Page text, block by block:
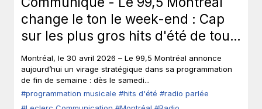
change le ton le week-end : Cap
sur les plus gros hits d'été de tous
les temps, sans toucher à ses voix
fortes en semaine.
Montréal, le 30 avril 2026 – Le 99,5 Montréal annonce
aujourd’hui un virage stratégique dans sa programmation
de fin de semaine : dès le samedi...
#programmation musicale #hits d'été #radio parlée